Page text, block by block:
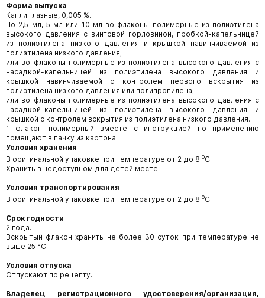
Форма выпуска
Капли глазные, 0,005 %.
По 2,5 мл, 5 мл или 10 мл во флаконы полимерные из полиэтилена
высокого давления с винтовой горловиной, пробкой-капельницей
из полиэтилена низкого давления и крышкой навинчиваемой из
полиэтилена низкого давления;
или во флаконы полимерные из полиэтилена высокого давления с
насадкой-капельницей из полиэтилена высокого давления и
крышкой навинчиваемой с контролем первого вскрытия из
полиэтилена низкого давления или полипропилена;
или во флаконы полимерные из полиэтилена высокого давления с
насадкой-капельницей из полиэтилена высокого давления и
крышкой с контролем вскрытия из полиэтилена низкого давления.
1 флакон полимерный вместе с инструкцией по применению
помещают в пачку из картона.
Условия хранения
В оригинальной упаковке при температуре от 2 до 8 оС.
Хранить в недоступном для детей месте.
Условия транспортирования
В оригинальной упаковке при температуре от 2 до 8 оС.
Срок годности
2 года.
Вскрытый флакон хранить не более 30 суток при температуре не
выше 25 °С.
Условия отпуска
Отпускают по рецепту.
Владелец регистрационного удостоверения/организация,